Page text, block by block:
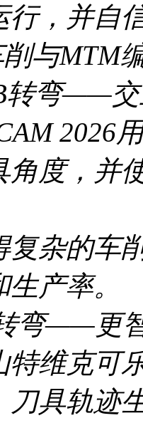
行，并自
与MTM
转弯——
2026
角度，并
复杂的车
生产率。
弯——更
特维克可
刀具轨迹